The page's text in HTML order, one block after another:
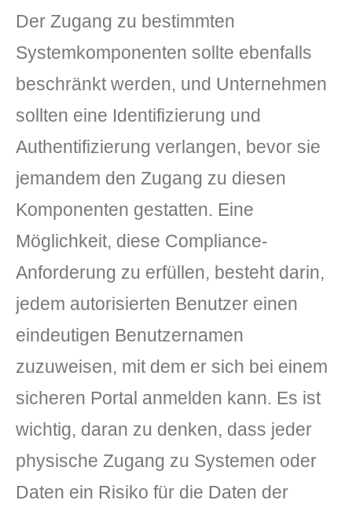
Der Zugang zu bestimmten
Systemkomponenten sollte ebenfalls
beschränkt werden, und Unternehmen
sollten eine Identifizierung und
Authentifizierung verlangen, bevor sie
jemandem den Zugang zu diesen
Komponenten gestatten. Eine
Möglichkeit, diese Compliance-
Anforderung zu erfüllen, besteht darin,
jedem autorisierten Benutzer einen
eindeutigen Benutzernamen
zuzuweisen, mit dem er sich bei einem
sicheren Portal anmelden kann. Es ist
wichtig, daran zu denken, dass jeder
physische Zugang zu Systemen oder
Daten ein Risiko für die Daten der